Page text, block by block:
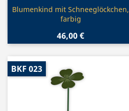
Vorschau
Blumenkind mit Schneeglöckchen,
farbig
46,00 €
BKF 023